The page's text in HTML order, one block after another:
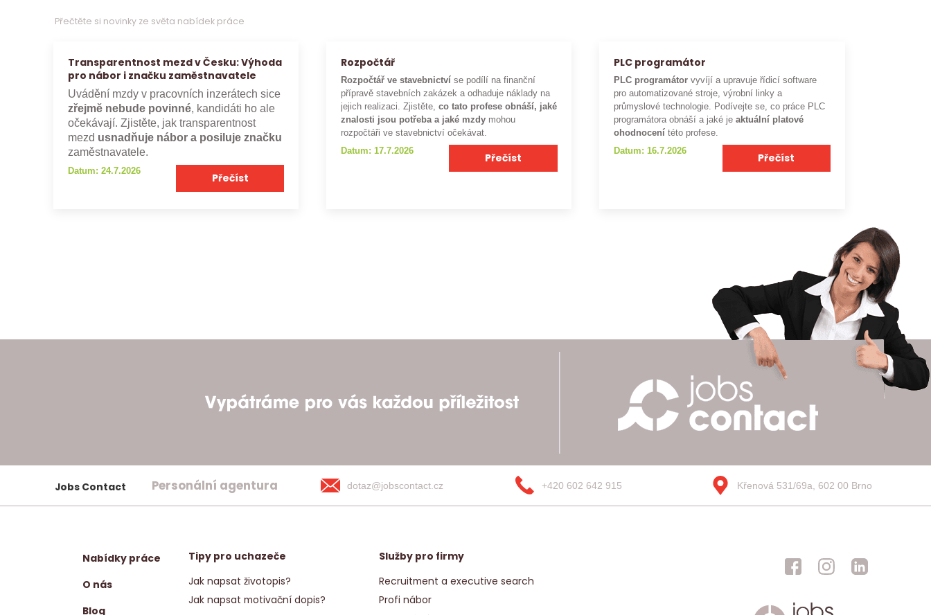
Přečtěte si novinky ze světa nabídek práce
Transparentnost mezd v Česku: Výhoda
pro nábor i značku zaměstnavatele
Uvádění mzdy v pracovních inzerátech sice
zřejmě nebude povinné, kandidáti ho ale
očekávají. Zjistěte, jak transparentnost
mezd usnadňuje nábor a posiluje značku
zaměstnavatele.
Datum: 24.7.2026
Přečíst
Rozpočtář
Rozpočtář ve stavebnictví se podílí na finanční
přípravě stavebních zakázek a odhaduje náklady na
jejich realizaci. Zjistěte,co tato profese obnáší, jaké
znalosti jsou potřeba a jaké mzdy mohou
rozpočtáři ve stavebnictví očekávat.
Datum: 17.7.2026
Přečíst
PLC programátor
PLC programátor vyvíjí a upravuje řídicí software
pro automatizované stroje, výrobní linky a
průmyslové technologie. Podívejte se, co práce PLC
programátora obnáší a jaké je aktuální platové
ohodnocení této profese.
Datum: 16.7.2026
Přečíst
Jobs Contact Personální agentura dotaz@jobscontact.cz +420 602 642 915 Křenová 531/69a, 602 00 Brno
Nabídky práce
O nás
Blog
Tipy pro uchazeče
Jak napsat životopis?
Jak napsat motivační dopis?
Služby pro firmy
Recruitment a executive search
Profi nábor